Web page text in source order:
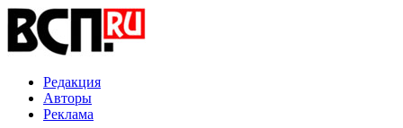
Редакция
Авторы
Реклама